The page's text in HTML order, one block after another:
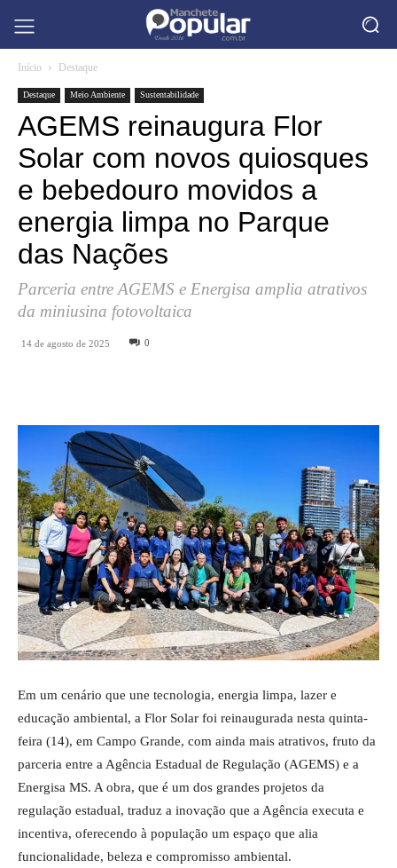
Início Destaque
Destaque Meio Ambiente Sustentabilidade
AGEMS reinaugura Flor
Solar com novos quiosques
e bebedouro movidos a
energia limpa no Parque
das Nações
Parceria entre AGEMS e Energisa amplia atrativos
da miniusina fotovoltaica
14 de agosto de 2025 0
Em um cenário que une tecnologia, energia limpa, lazer e
educação ambiental, a Flor Solar foi reinaugurada nesta quinta-
feira (14), em Campo Grande, com ainda mais atrativos, fruto da
parceria entre a Agência Estadual de Regulação (AGEMS) e a
Energisa MS. A obra, que é um dos grandes projetos da
regulação estadual, traduz a inovação que a Agência executa e
incentiva, oferecendo à população um espaço que alia
funcionalidade, beleza e compromisso ambiental.